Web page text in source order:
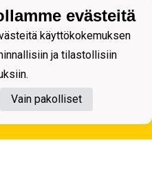
evästeitä
käyttökokemuksen
ja tilastollisiin
Vain pakolliset